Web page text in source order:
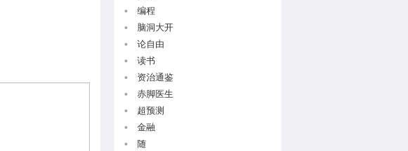
编程
脑洞大开
论自由
读书
资治通鉴
赤脚医生
超预测
金融
随